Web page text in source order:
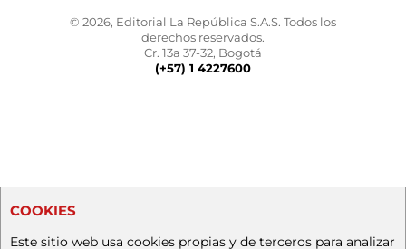
© 2026, Editorial La República S.A.S. Todos los
derechos reservados.
Cr. 13a 37-32, Bogotá
(+57) 1 4227600
COOKIES
Este sitio web usa cookies propias y de terceros para analizar